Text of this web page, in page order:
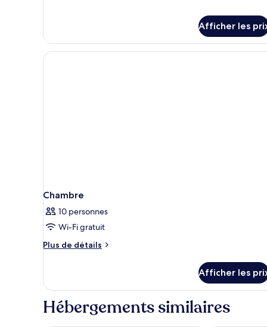
lit,
balcon
1
très
grand
Afficher les
Chambre
10 personnes
Wi-Fi gratuit
Plus de détails
Plus
Chambre
Afficher les
Hébergements similaires